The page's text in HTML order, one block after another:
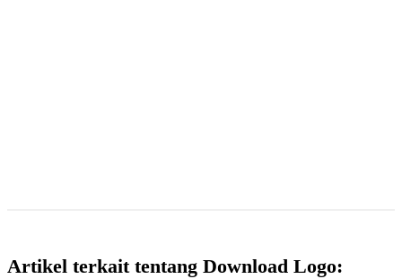
Artikel terkait tentang Download Logo: